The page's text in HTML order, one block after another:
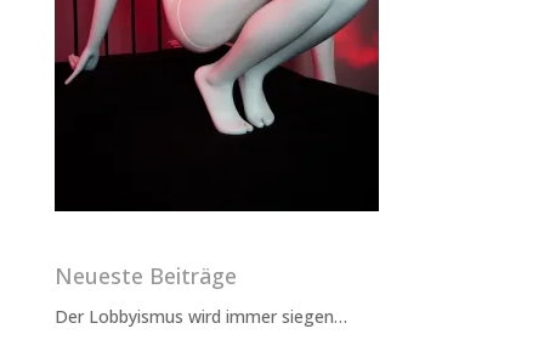
Neueste Beiträge
Der Lobbyismus wird immer siegen…